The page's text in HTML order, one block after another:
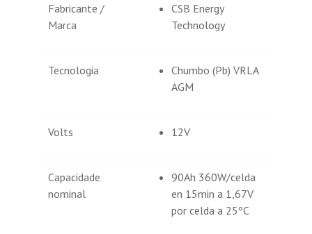
Fabricante /
Marca
CSB Energy
Technology
Tecnologia
Chumbo (Pb) VRLA
AGM
Volts 12V
Capacidade
nominal
90Ah 360W/celda
en 15min a 1,67V
por celda a 25ºC